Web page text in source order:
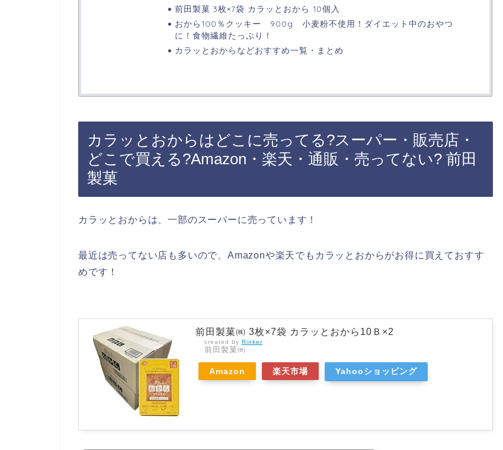
前田製菓 3枚×7袋 カラッとおから 10個入
おから100％クッキー 900g 小麦粉不使用！ダイエット中のおやつ
に！食物繊維たっぷり！
カラッとおからなどおすすめ一覧・まとめ
カラッとおからはどこに売ってる?スーパー・販売店・
どこで買える?Amazon・楽天・通販・売ってない? 前田
製菓
カラッとおからは、一部のスーパーに売っています！
最近は売ってない店も多いので、Amazonや楽天でもカラッとおからがお得に買えておすす
めです！
前田製菓㈱ 3枚×7袋 カラッとおから10Ｂ×2
created by Rinker
前田製菓㈱
Amazon 楽天市場 Yahooショッピング